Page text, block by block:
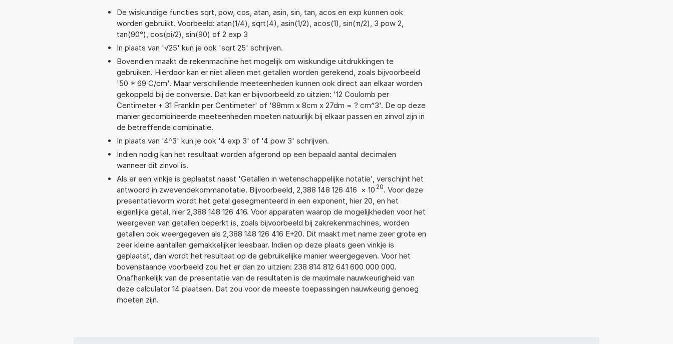
De wiskundige functies sqrt, pow, cos, atan, asin, sin, tan, acos en exp kunnen ook
worden gebruikt. Voorbeeld: atan(1/4), sqrt(4), asin(1/2), acos(1), sin(π/2), 3 pow 2,
tan(90°), cos(pi/2), sin(90) of 2 exp 3
In plaats van '√25' kun je ook 'sqrt 25' schrijven.
Bovendien maakt de rekenmachine het mogelijk om wiskundige uitdrukkingen te
gebruiken. Hierdoor kan er niet alleen met getallen worden gerekend, zoals bijvoorbeeld
'50 * 69 C/cm'. Maar verschillende meeteenheden kunnen ook direct aan elkaar worden
gekoppeld bij de conversie. Dat kan er bijvoorbeeld zo uitzien: '12 Coulomb per
Centimeter + 31 Franklin per Centimeter' of '88mm x 8cm x 27dm = ? cm^3'. De op deze
manier gecombineerde meeteenheden moeten natuurlijk bij elkaar passen en zinvol zijn in
de betreffende combinatie.
In plaats van '4^3' kun je ook '4 exp 3' of '4 pow 3' schrijven.
Indien nodig kan het resultaat worden afgerond op een bepaald aantal decimalen
wanneer dit zinvol is.
Als er een vinkje is geplaatst naast 'Getallen in wetenschappelijke notatie', verschijnt het
antwoord in zwevendekommanotatie. Bijvoorbeeld, 2,388 148 126 416 × 10 20. Voor deze
presentatievorm wordt het getal gesegmenteerd in een exponent, hier 20, en het
eigenlijke getal, hier 2,388 148 126 416. Voor apparaten waarop de mogelijkheden voor het
weergeven van getallen beperkt is, zoals bijvoorbeeld bij zakrekenmachines, worden
getallen ook weergegeven als 2,388 148 126 416 E+20. Dit maakt met name zeer grote en
zeer kleine aantallen gemakkelijker leesbaar. Indien op deze plaats geen vinkje is
geplaatst, dan wordt het resultaat op de gebruikelijke manier weergegeven. Voor het
bovenstaande voorbeeld zou het er dan zo uitzien: 238 814 812 641 600 000 000.
Onafhankelijk van de presentatie van de resultaten is de maximale nauwkeurigheid van
deze calculator 14 plaatsen. Dat zou voor de meeste toepassingen nauwkeurig genoeg
moeten zijn.